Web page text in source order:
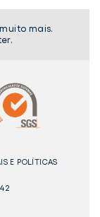
mais.
E POLÍTICAS